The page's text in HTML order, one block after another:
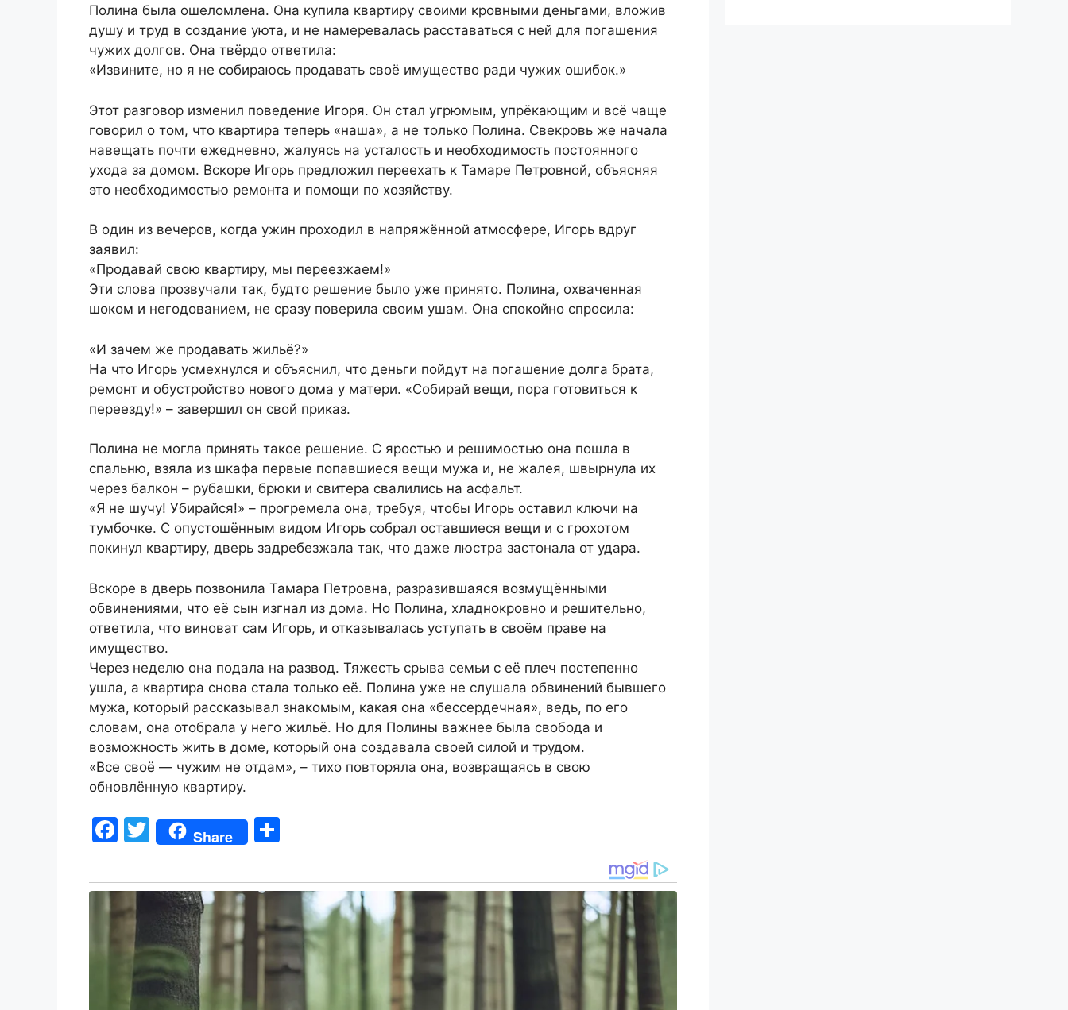
Полина была ошеломлена. Она купила квартиру своими кровными деньгами, вложив
душу и труд в создание уюта, и не намеревалась расставаться с ней для погашения
чужих долгов. Она твёрдо ответила:
«Извините, но я не собираюсь продавать своё имущество ради чужих ошибок.»
Этот разговор изменил поведение Игоря. Он стал угрюмым, упрёкающим и всё чаще
говорил о том, что квартира теперь «наша», а не только Полина. Свекровь же начала
навещать почти ежедневно, жалуясь на усталость и необходимость постоянного
ухода за домом. Вскоре Игорь предложил переехать к Тамаре Петровной, объясняя
это необходимостью ремонта и помощи по хозяйству.
В один из вечеров, когда ужин проходил в напряжённой атмосфере, Игорь вдруг
заявил:
«Продавай свою квартиру, мы переезжаем!»
Эти слова прозвучали так, будто решение было уже принято. Полина, охваченная
шоком и негодованием, не сразу поверила своим ушам. Она спокойно спросила:
«И зачем же продавать жильё?»
На что Игорь усмехнулся и объяснил, что деньги пойдут на погашение долга брата,
ремонт и обустройство нового дома у матери. «Собирай вещи, пора готовиться к
переезду!» – завершил он свой приказ.
Полина не могла принять такое решение. С яростью и решимостью она пошла в
спальню, взяла из шкафа первые попавшиеся вещи мужа и, не жалея, швырнула их
через балкон – рубашки, брюки и свитера свалились на асфальт.
«Я не шучу! Убирайся!» – прогремела она, требуя, чтобы Игорь оставил ключи на
тумбочке. С опустошённым видом Игорь собрал оставшиеся вещи и с грохотом
покинул квартиру, дверь задребезжала так, что даже люстра застонала от удара.
Вскоре в дверь позвонила Тамара Петровна, разразившаяся возмущёнными
обвинениями, что её сын изгнал из дома. Но Полина, хладнокровно и решительно,
ответила, что виноват сам Игорь, и отказывалась уступать в своём праве на
имущество.
Через неделю она подала на развод. Тяжесть срыва семьи с её плеч постепенно
ушла, а квартира снова стала только её. Полина уже не слушала обвинений бывшего
мужа, который рассказывал знакомым, какая она «бессердечная», ведь, по его
словам, она отобрала у него жильё. Но для Полины важнее была свобода и
возможность жить в доме, который она создавала своей силой и трудом.
«Все своё — чужим не отдам», – тихо повторяла она, возвращаясь в свою
обновлённую квартиру.
F
c
e
b
o
o
T
w
itt
er
Share
ar